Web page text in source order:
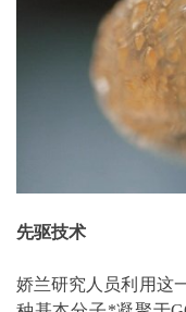
先驱技术
娇兰研究人员利用这